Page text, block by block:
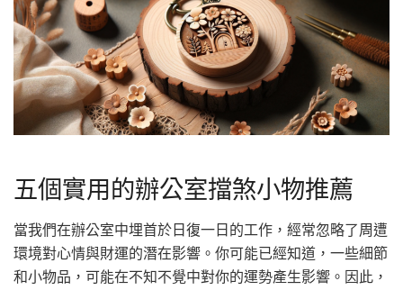
五個實用的辦公室擋煞小物推薦
當我們在辦公室中埋首於日復一日的工作，經常忽略了周遭
環境對心情與財運的潛在影響。你可能已經知道，一些細節
和小物品，可能在不知不覺中對你的運勢產生影響。因此，